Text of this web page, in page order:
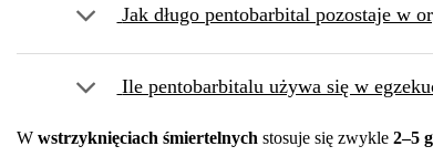
Jak długo pentobarbital pozostaje w
Ile pentobarbitalu używa się w
W wstrzyknięciach śmiertelnych stosuje się zwykle 2–5